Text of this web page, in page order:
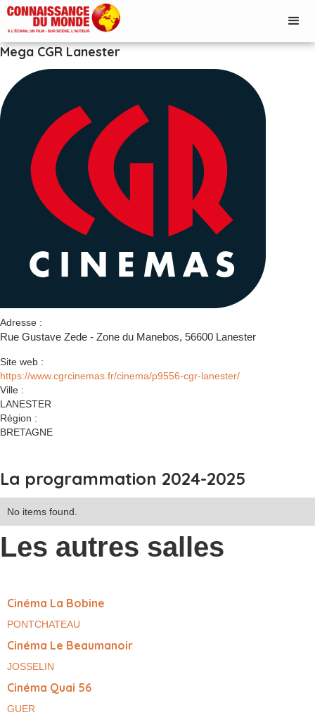
Mega CGR Lanester
Adresse :
Rue Gustave Zede - Zone du Manebos, 56600 Lanester
Site web :
https://www.cgrcinemas.fr/cinema/p9556-cgr-lanester/
Ville :
LANESTER
Région :
BRETAGNE
La programmation 2024-2025
No items found.
Les autres salles
Cinéma La Bobine
PONTCHATEAU
Cinéma Le Beaumanoir
JOSSELIN
Cinéma Quai 56
GUER